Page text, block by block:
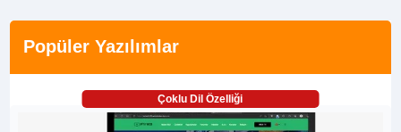
Popüler Yazılımlar
Çoklu Dil Özelliği